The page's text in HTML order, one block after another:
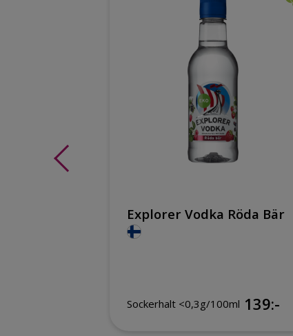
Explorer Vodka Röda Bär
Sockerhalt <0,3g/100ml 139:-